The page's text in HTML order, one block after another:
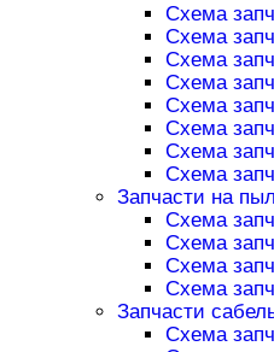
Схема
Схема
Схема
Схема
Схема
Схема
Схема
Схема
Запчасти на
Схема
Схема
Схема
Схема
Запчасти
Схема